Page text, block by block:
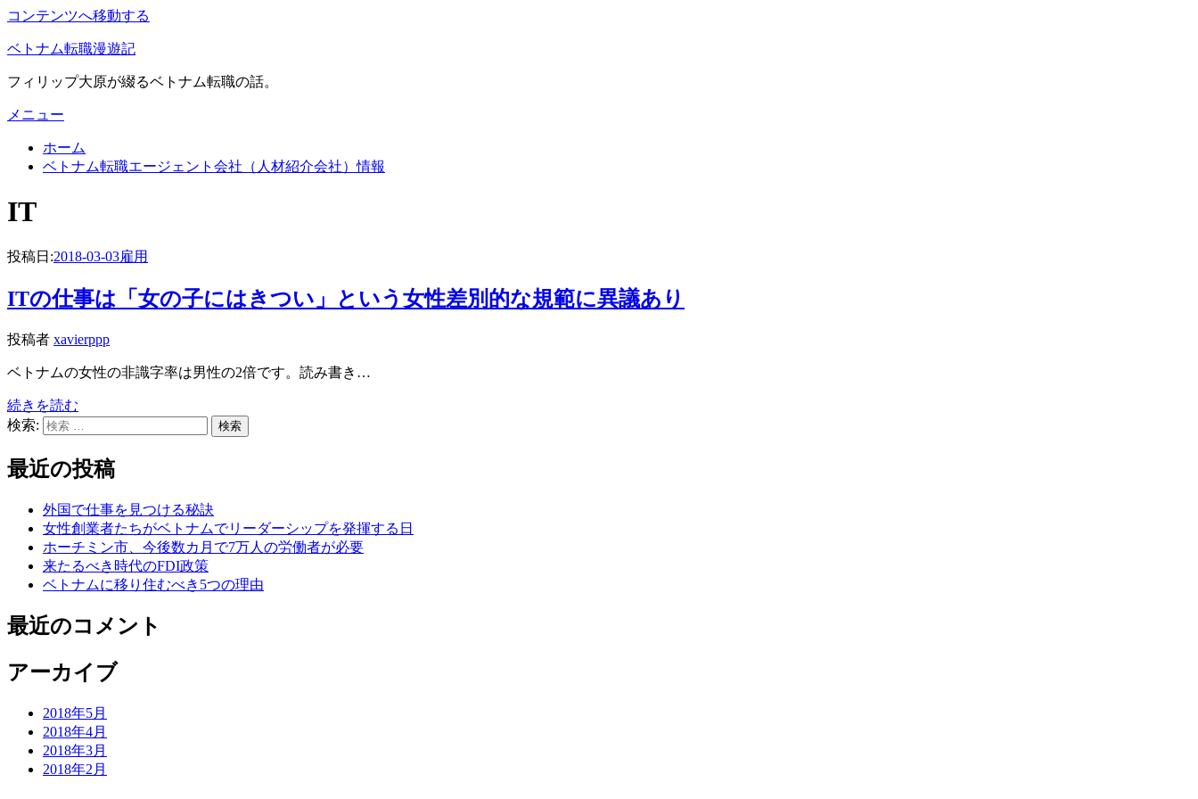
コンテンツへ移動する
ベトナム転職漫遊記
フィリップ大原が綴るベトナム転職の話。
メニュー
ホーム
ベトナム転職エージェント会社（人材紹介会社）情報
タグ
:
IT
投稿日:2018-03-03雇用
ITの仕事は「女の子にはきつい」という女性差別的な規範に異議あり
投稿者 xavierppp
ベトナムの女性の非識字率は男性の2倍です。読み書き…
続きを読む
検索:
検索
最近の投稿
外国で仕事を見つける秘訣
女性創業者たちがベトナムでリーダーシップを発揮する日
ホーチミン市、今後数カ月で7万人の労働者が必要
来たるべき時代のFDI政策
ベトナムに移り住むべき5つの理由
最近のコメント
アーカイブ
2018年5月
2018年4月
2018年3月
2018年2月